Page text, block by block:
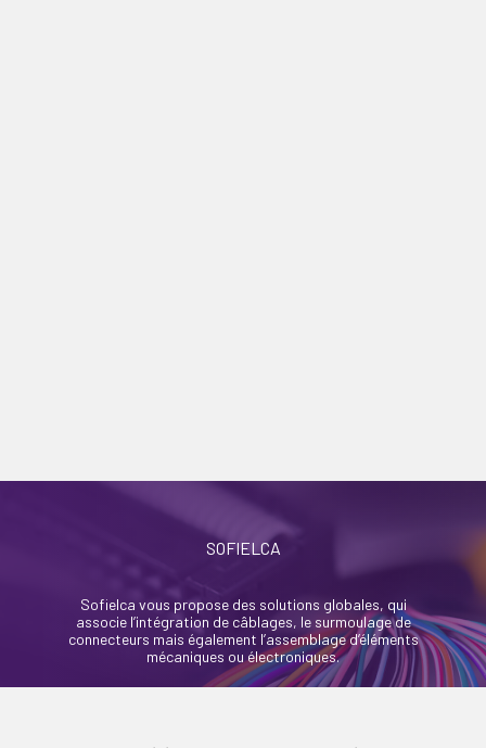
SOFIELCA
Sofielca vous propose des solutions globales, qui
associe l’intégration de câblages, le surmoulage de
connecteurs mais également l’assemblage d’éléments
mécaniques ou électroniques.